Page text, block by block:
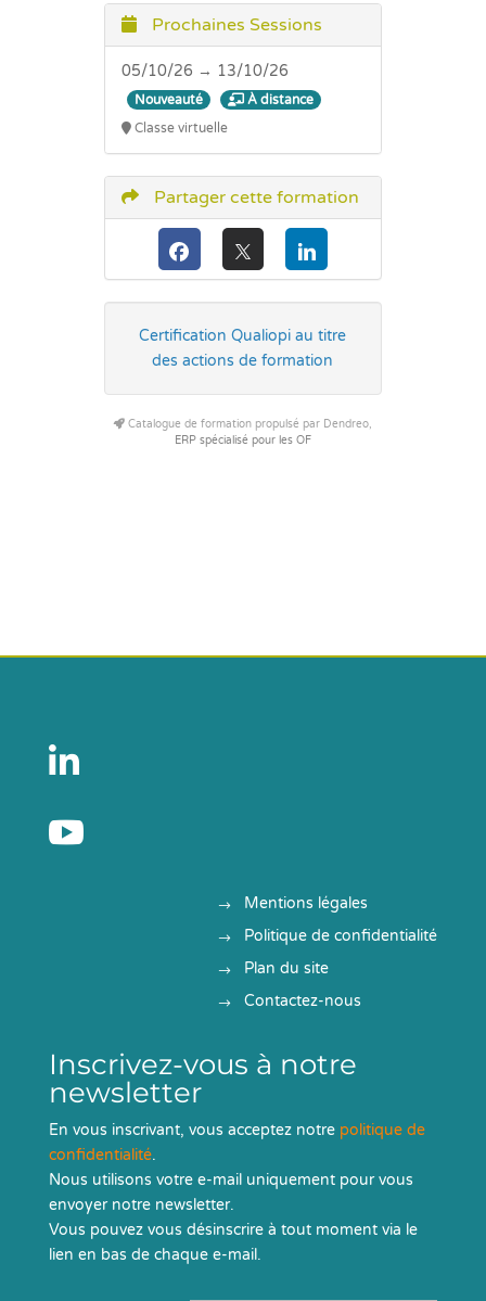
Prochaines Sessions
05/10/26 → 13/10/26
Nouveauté
À distance
Classe virtuelle
Partager cette formation
Certification Qualiopi au titre
des actions de formation
Catalogue de formation propulsé par Dendreo,
ERP spécialisé pour les OF


Mentions légales
Politique de confidentialité
Plan du site
Contactez-nous
Inscrivez-vous à notre
newsletter
En vous inscrivant, vous acceptez notre politique de
confidentialité.
Nous utilisons votre e-mail uniquement pour vous
envoyer notre newsletter.
Vous pouvez vous désinscrire à tout moment via le
lien en bas de chaque e-mail.